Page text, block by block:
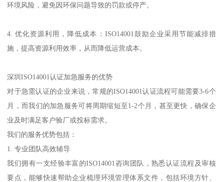
环境风险，避免因环保问题导致的罚款或停产。
4. 优化资源利用，降低成本：ISO14001鼓励企业采用节能减排措
施，提高资源利用效率，从而降低运营成本。
深圳ISO14001认证加急服务的优势
对于急需认证的企业来说，常规的ISO14001认证流程可能需要3-6个
月，而我们的加急服务可将周期缩短至1-2个月，甚至更快，确保企
业及时满足客户验厂或投标需求。
我们的服务优势包括：
1. 专业团队高效辅导
我们拥有一支经验丰富的ISO14001咨询团队，熟悉认证流程及审核
要点，能够快速帮助企业梳理环境管理体系文件，包括环境方针、